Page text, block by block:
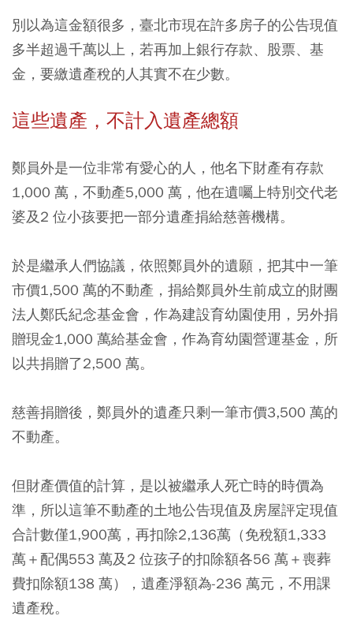
別以為這金額很多，臺北市現在許多房子的公告現值
多半超過千萬以上，若再加上銀行存款、股票、基
金，要繳遺產稅的人其實不在少數。
這些遺產，不計入遺產總額
鄭員外是一位非常有愛心的人， 他名下財產有存款
1,000 萬，不動產5,000 萬，他在遺囑上特別交代老
婆及2 位小孩要把一部分遺產捐給慈善機構。
於是繼承人們協議，依照鄭員外的遺願，把其中一筆
市價1,500 萬的不動產，捐給鄭員外生前成立的財團
法人鄭氏紀念基金會，作為建設育幼園使用，另外捐
贈現金1,000 萬給基金會，作為育幼園營運基金，所
以共捐贈了2,500 萬。
慈善捐贈後，鄭員外的遺產只剩一筆市價3,500 萬的
不動產。
但財產價值的計算，是以被繼承人死亡時的時價為
準，所以這筆不動產的土地公告現值及房屋評定現值
合計數僅1,900萬，再扣除2,136萬（免稅額1,333
萬＋配偶553 萬及2 位孩子的扣除額各56 萬＋喪葬
費扣除額138 萬），遺產淨額為-236 萬元，不用課
遺產稅。